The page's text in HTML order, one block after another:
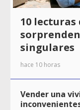
10 lecturas
singulares
hace 10 horas
Vender una